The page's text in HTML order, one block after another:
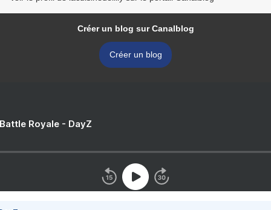
Créer un blog sur Canalblog
Créer un blog
Royale - DayZ